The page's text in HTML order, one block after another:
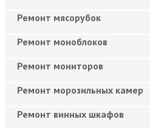
Ремонт мясорубок
Ремонт моноблоков
Ремонт мониторов
Ремонт морозильных камер
Ремонт винных шкафов